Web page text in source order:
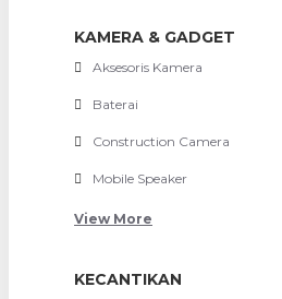
KAMERA & GADGET
Aksesoris Kamera
Baterai
Construction Camera
Mobile Speaker
View More
KECANTIKAN